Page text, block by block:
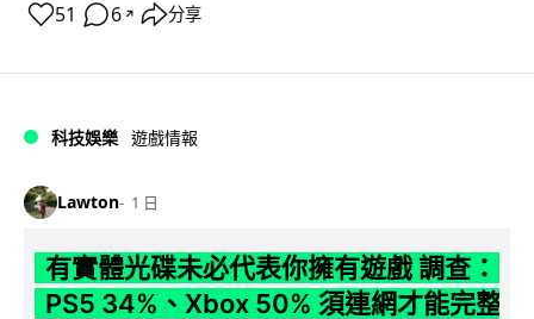
51 6 ↗ 分享
科技娛樂 遊戲情報
Lawton 1 日
有實體光碟未必代表你擁有遊戲 調查：
PS5 34%、Xbox 50% 須連網才能完整